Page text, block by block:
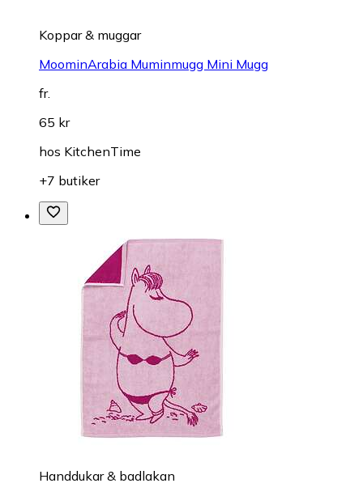
Koppar & muggar
MoominArabia Muminmugg Mini Mugg
fr.
65 kr
hos KitchenTime
+7 butiker
Handdukar & badlakan